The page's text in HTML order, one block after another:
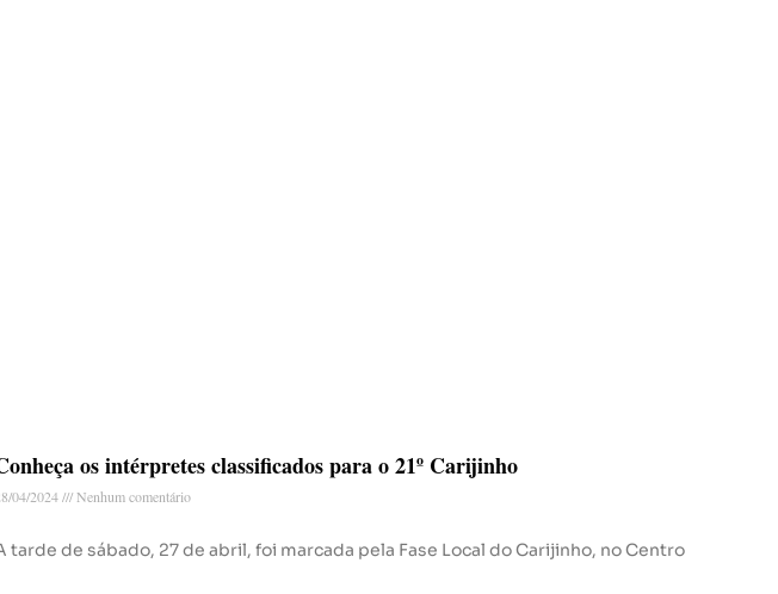
os intérpretes classificados para o 21º Carijinho
04/2024 Nenhum comentário
tarde de sábado, 27 de abril, foi marcada pela Fase Local do Carijinho, no Centro